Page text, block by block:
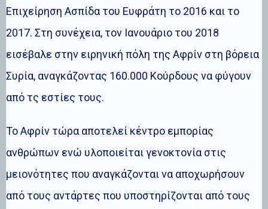
Επιχείρηση Ασπίδα του Ευφράτη το 2016 και το
2017. Στη συνέχεια, τον Ιανουάριο του 2018
εισέβαλε στην ειρηνική πόλη της Αφρίν στη βόρεια
Συρία, αναγκάζοντας 160.000 Κούρδους να φύγουν
από τς εστίες τους.
Το Αφρίν τώρα αποτελεί κέντρο εμπορίας
ανθρώπων ενώ υλοποιείται γενοκτονία στις
μειονότητες που αναγκάζονται να αποχωρήσουν
από τους αντάρτες που υποστηρίζονται από τους